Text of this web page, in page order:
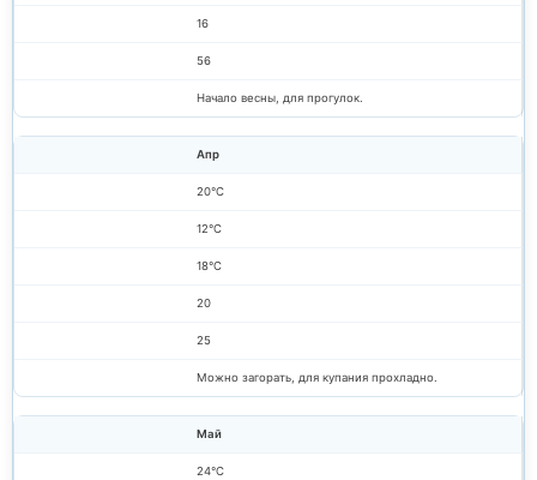
16
56
Начало весны, для прогулок.
Апр
20°C
12°C
18°C
20
25
Можно загорать, для купания прохладно.
Май
24°C